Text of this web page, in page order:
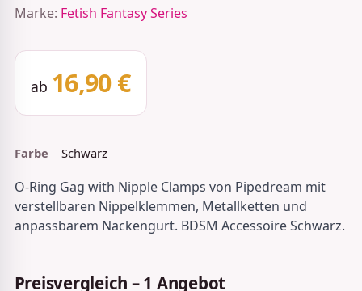
Marke: Fetish Fantasy Series
ab 16,90 €
Farbe Schwarz
O-Ring Gag with Nipple Clamps von Pipedream mit
verstellbaren Nippelklemmen, Metallketten und
anpassbarem Nackengurt. BDSM Accessoire Schwarz.
Preisvergleich – 1 Angebot